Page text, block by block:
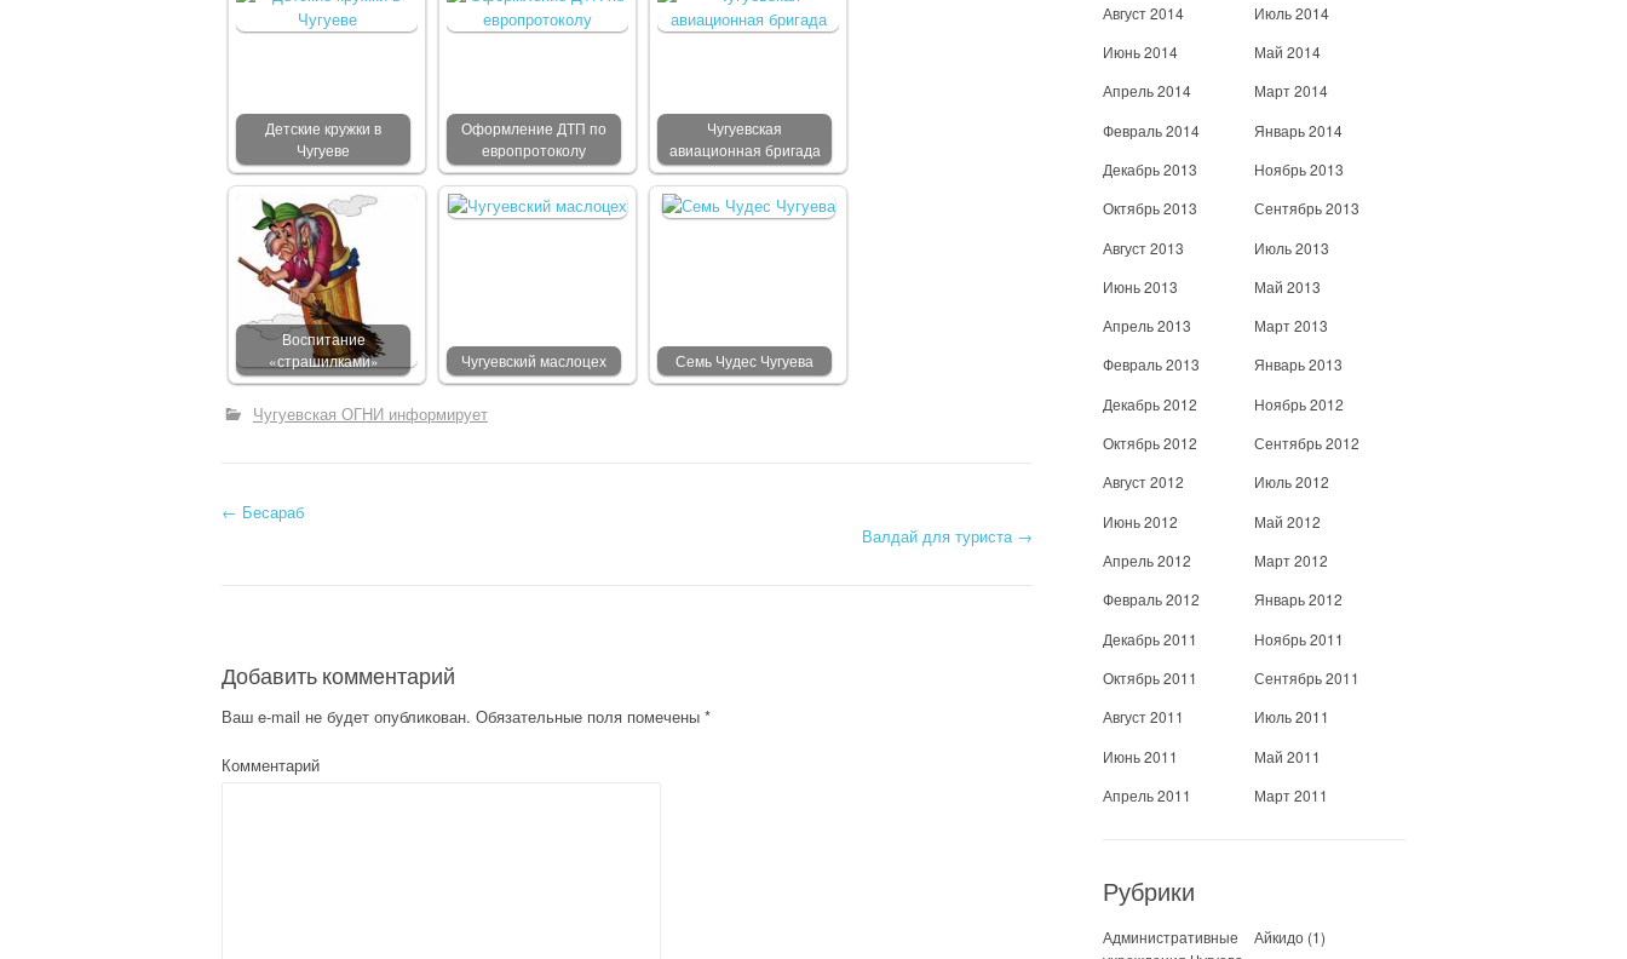
Детские кружки в
Чугуеве
Оформление ДТП по
европротоколу
Чугуевская
авиационная бригада
Воспитание
«страшилками»
Чугуевский маслоцех Семь Чудес Чугуева
Чугуевская ОГНИ информирует
Post navigation
← Бесараб
Валдай для туриста →
Добавить комментарий
Ваш e-mail не будет опубликован. Обязательные поля помечены *
Комментарий
Август 2014
Июль 2014
Июнь 2014
Май 2014
Апрель 2014
Март 2014
Февраль 2014
Январь 2014
Декабрь 2013
Ноябрь 2013
Октябрь 2013
Сентябрь 2013
Август 2013
Июль 2013
Июнь 2013
Май 2013
Апрель 2013
Март 2013
Февраль 2013
Январь 2013
Декабрь 2012
Ноябрь 2012
Октябрь 2012
Сентябрь 2012
Август 2012
Июль 2012
Июнь 2012
Май 2012
Апрель 2012
Март 2012
Февраль 2012
Январь 2012
Декабрь 2011
Ноябрь 2011
Октябрь 2011
Сентябрь 2011
Август 2011
Июль 2011
Июнь 2011
Май 2011
Апрель 2011
Март 2011
Рубрики
Административные
Айкидо (1)